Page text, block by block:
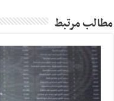
مطالب مرتبط